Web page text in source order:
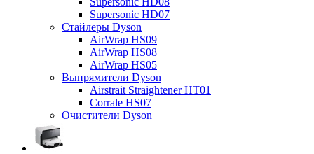
Supersonic HD07
Стайлеры Dyson
AirWrap HS09
AirWrap HS08
AirWrap HS05
Выпрямители Dyson
Airstrait Straightener HT01
Corrale HS07
Очистители Dyson